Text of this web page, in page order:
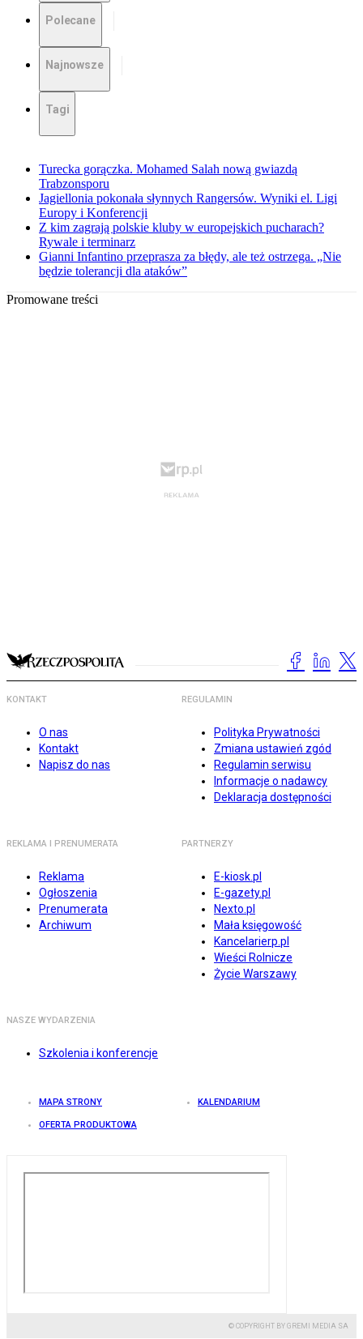
Polecane
Najnowsze
Tagi
Turecka gorączka. Mohamed Salah nową gwiazdą
Trabzonsporu
Jagiellonia pokonała słynnych Rangersów. Wyniki el. Ligi
Europy i Konferencji
Z kim zagrają polskie kluby w europejskich pucharach?
Rywale i terminarz
Gianni Infantino przeprasza za błędy, ale też ostrzega. „Nie
będzie tolerancji dla ataków”
Promowane treści
KONTAKT
O nas
Kontakt
Napisz do nas
REGULAMIN
Polityka Prywatności
Zmiana ustawień zgód
Regulamin serwisu
Informacje o nadawcy
Deklaracja dostępności
REKLAMA I PRENUMERATA
Reklama
Ogłoszenia
Prenumerata
Archiwum
PARTNERZY
E-kiosk.pl
E-gazety.pl
Nexto.pl
Mała księgowość
Kancelarierp.pl
Wieści Rolnicze
Życie Warszawy
NASZE WYDARZENIA
Szkolenia i konferencje
MAPA STRONY KALENDARIUM
OFERTA PRODUKTOWA
© COPYRIGHT BY GREMI MEDIA SA